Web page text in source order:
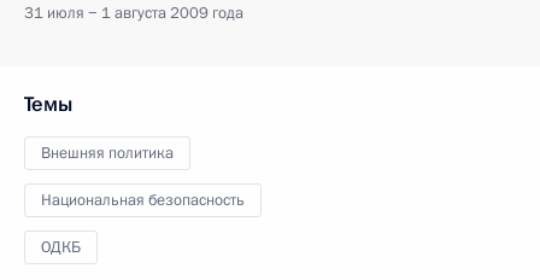
31 июля − 1 августа 2009 года
Темы
Внешняя политика
Национальная безопасность
ОДКБ